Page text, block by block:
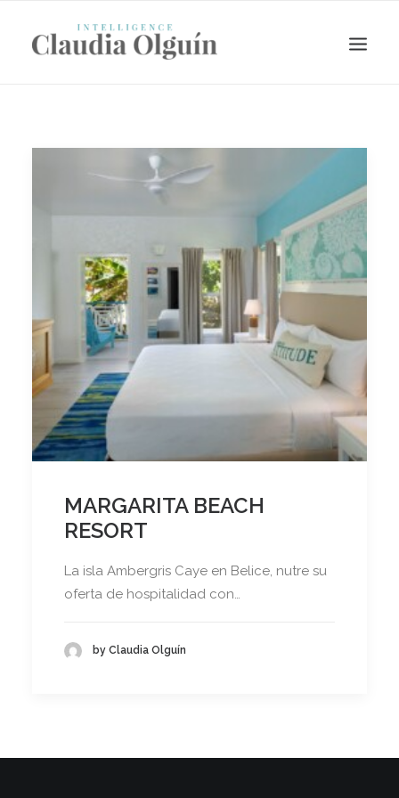
Search
MARGARITA BEACH
RESORT
La isla Ambergris Caye en Belice, nutre su
oferta de hospitalidad con…
by Claudia Olguín